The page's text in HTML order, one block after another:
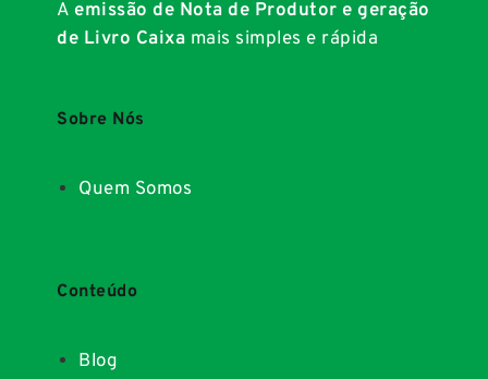
Aemissão de Nota de Produtor e geração
de Livro Caixa mais simples e rápida
Sobre Nós
Quem Somos
Conteúdo
Blog